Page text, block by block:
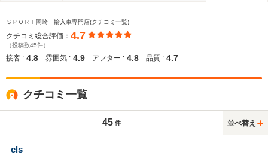
ＳＰＯＲＴ岡崎 輸入車専門店(クチコミ一覧)
クチコミ総合評価： 4.7
（投稿数45件）
接客 : 4.8 雰囲気 : 4.9 アフター : 4.8 品質 : 4.7
クチコミ一覧
45 件 並べ替え
cls